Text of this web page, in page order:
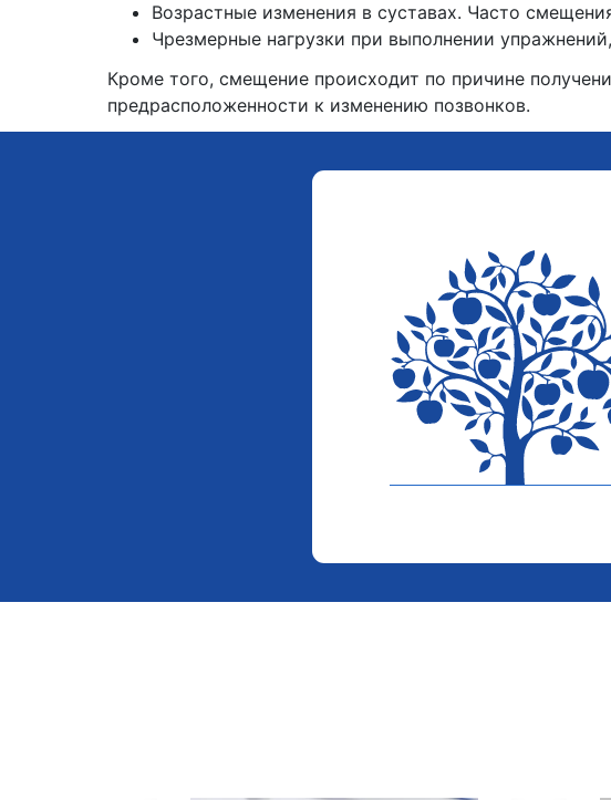
Возрастные изменения в суставах. Часто
Чрезмерные нагрузки при выполнении
Кроме того, смещение происходит по причине
предрасположенности к изменению позвонков.